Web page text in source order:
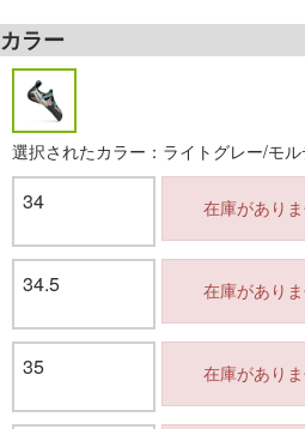
カラー
選択されたカラー：ライトグレー/モ
34 在庫があり
34.5 在庫があり
35 在庫があり